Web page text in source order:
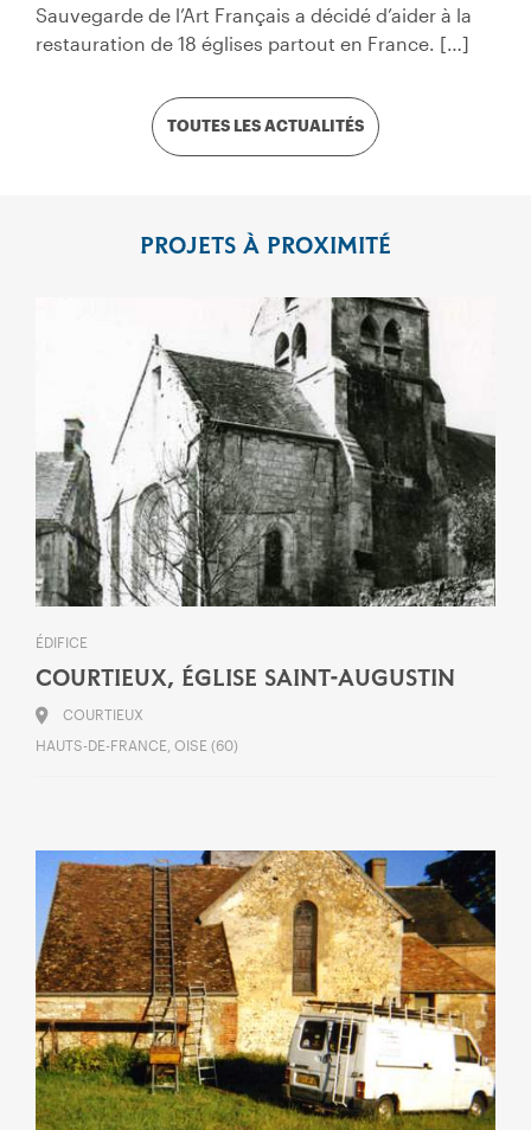
TOUTES LES ACTUALITÉS
Sauvegarde de l’Art Français a décidé d’aider à la
restauration de 18 églises partout en France. […]
PROJETS À PROXIMITÉ
ÉDIFICE
COURTIEUX, ÉGLISE SAINT-AUGUSTIN
COURTIEUX
HAUTS-DE-FRANCE, OISE (60)